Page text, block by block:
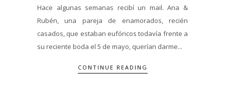
Hace algunas semanas recibí un mail. Ana &
Rubén, una pareja de enamorados, recién
casados, que estaban eufóricos todavía frente a
su reciente boda el 5 de mayo, querían darme...
CONTINUE READING